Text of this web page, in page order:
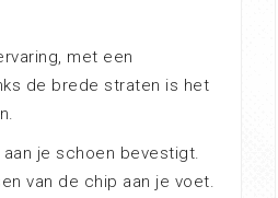
met een
de brede straten is het
je schoen bevestigt.
van de chip aan je voet.